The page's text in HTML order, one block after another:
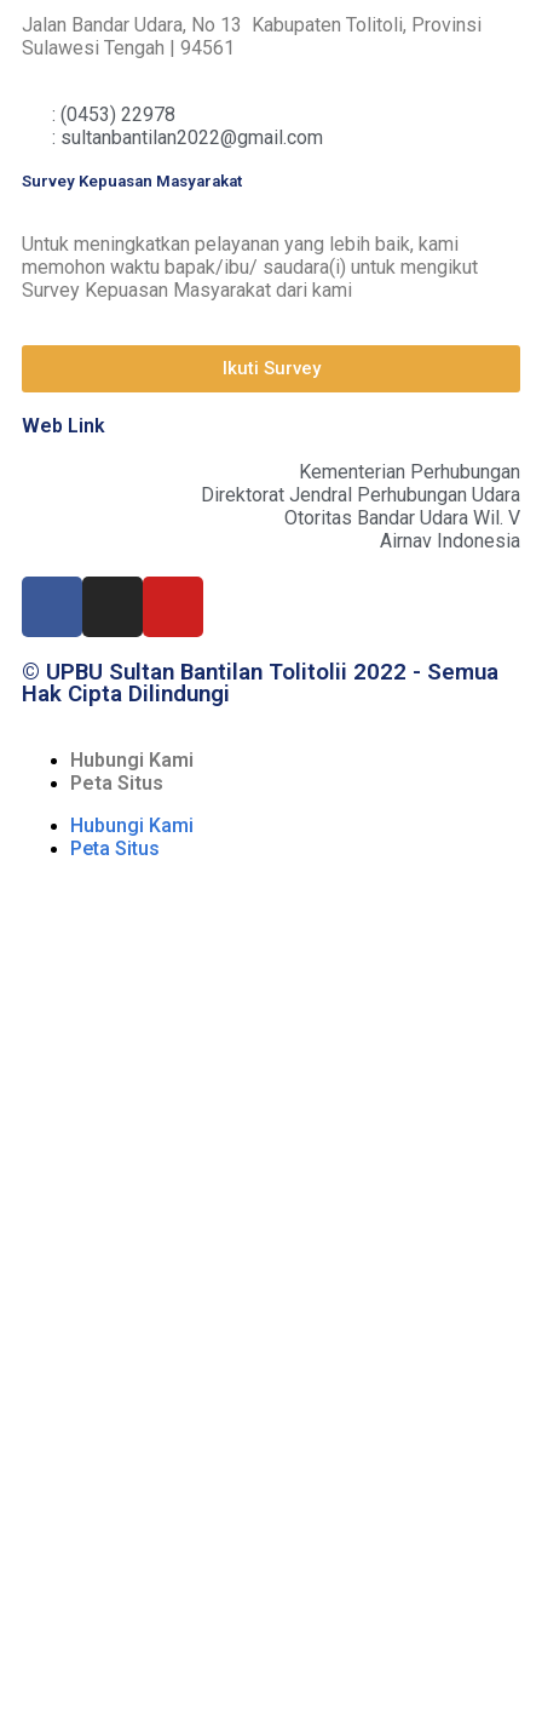
Jalan Bandar Udara, No 13 Kabupaten Tolitoli, Provinsi
Sulawesi Tengah | 94561
: (0453) 22978
: sultanbantilan2022@gmail.com
Survey Kepuasan Masyarakat
Untuk meningkatkan pelayanan yang lebih baik, kami
memohon waktu bapak/ibu/ saudara(i) untuk mengikut
Survey Kepuasan Masyarakat dari kami
Ikuti Survey
Web Link
Kementerian Perhubungan
Direktorat Jendral Perhubungan Udara
Otoritas Bandar Udara Wil. V
Airnav Indonesia
© UPBU Sultan Bantilan Tolitolii 2022 - Semua
Hak Cipta Dilindungi
Hubungi Kami
Peta Situs
Hubungi Kami
Peta Situs